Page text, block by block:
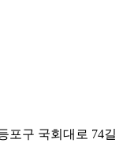
포구 국회대로 74길